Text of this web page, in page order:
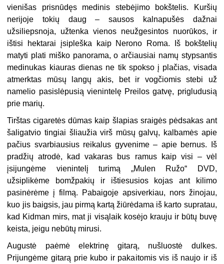
vienišas prisnūdęs medinis stebėjimo bokštelis. Kuršių
nerijoje tokių daug – sausos kalnapušės dažnai
užsiliepsnoja, užtenka vienos neužgesintos nuorūkos, ir
ištisi hektarai įsipleška kaip Nerono Roma. Iš bokštelių
matyti plati miško panorama, o arčiausiai namų stypsantis
medinukas kiauras dienas ne tik spokso į plačias, visada
atmerktas mūsų langų akis, bet ir vogčiomis stebi už
namelio pasislėpusią vienintelę Preilos gatvę, prigludusią
prie marių.
Tirštas cigaretės dūmas kaip šlapias sraigės pėdsakas ant
šaligatvio tingiai šliaužia virš mūsų galvų, kalbamės apie
pačius svarbiausius reikalus gyvenime – apie bernus. Iš
pradžių atrodė, kad vakaras bus ramus kaip visi – vėl
įsijungėme vienintelį turimą „Mulen Ružo“ DVD,
užsiplikėme bomžpakių ir ištiesusios kojas ant kilimo
pasinėrėme į filmą. Pabaigoje apsiverkiau, nors žinojau,
kuo jis baigsis, jau pirmą kartą žiūrėdama iš karto supratau,
kad Kidman mirs, mat ji visąlaik kosėjo krauju ir būtų buvę
keista, jeigu nebūtų mirusi.
Augustė paėmė elektrinę gitarą, nušluostė dulkes.
Prijungėme gitarą prie kubo ir pakaitomis vis iš naujo ir iš